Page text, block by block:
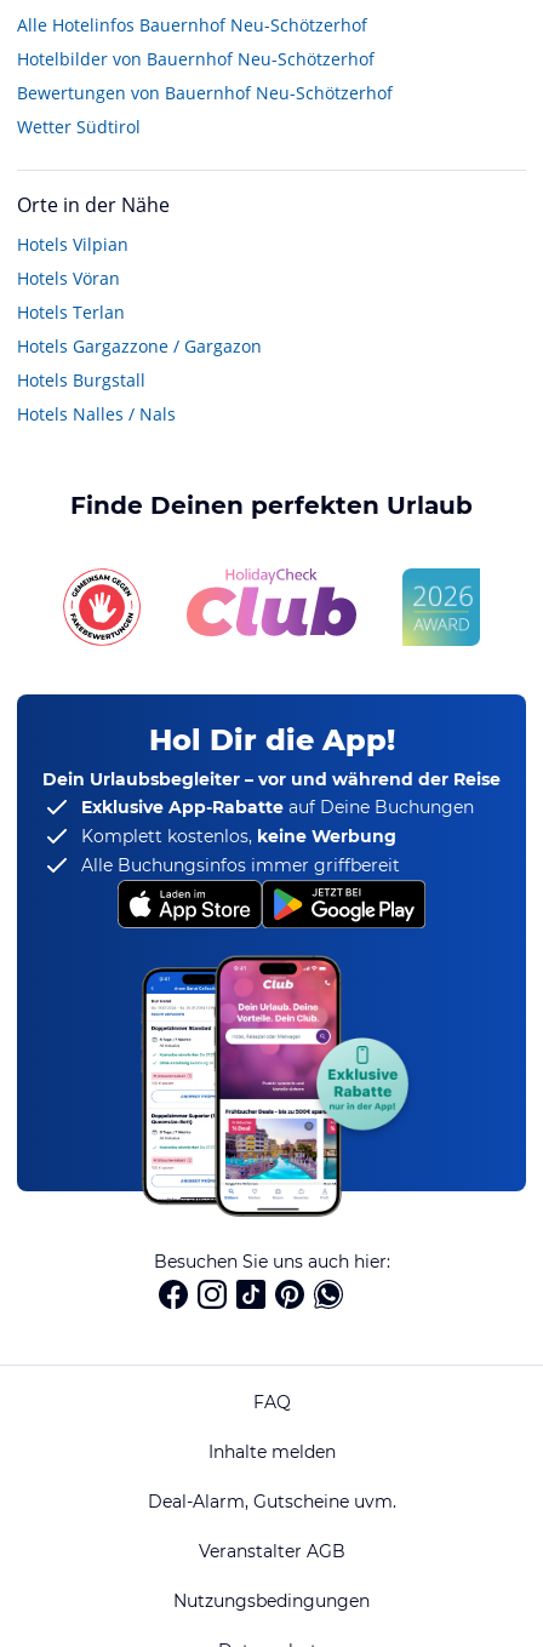
Alle Hotelinfos Bauernhof Neu-Schötzerhof
Hotelbilder von Bauernhof Neu-Schötzerhof
Bewertungen von Bauernhof Neu-Schötzerhof
Wetter Südtirol
Orte in der Nähe
Hotels Vilpian
Hotels Vöran
Hotels Terlan
Hotels Gargazzone / Gargazon
Hotels Burgstall
Hotels Nalles / Nals
Finde Deinen perfekten Urlaub
Hol Dir die App!
Dein Urlaubsbegleiter – vor und während der Reise
Exklusive App-Rabatte auf Deine Buchungen
Komplett kostenlos, keine Werbung
Alle Buchungsinfos immer griffbereit
Besuchen Sie uns auch hier:
FAQ
Inhalte melden
Deal-Alarm, Gutscheine uvm.
Veranstalter AGB
Nutzungsbedingungen